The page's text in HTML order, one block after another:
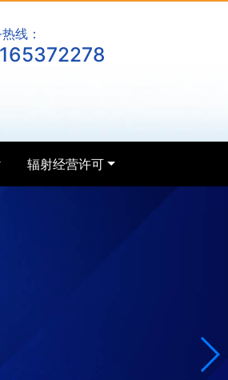
线：
辐射经营许可